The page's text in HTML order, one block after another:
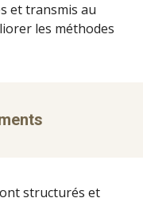
et transmis au
les méthodes
structurés et